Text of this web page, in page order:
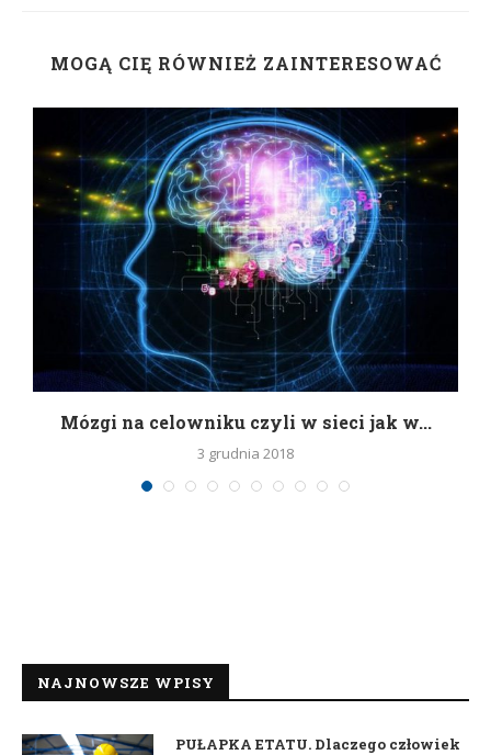
MOGĄ CIĘ RÓWNIEŻ ZAINTERESOWAĆ
Mózgi na celowniku czyli w sieci jak w...
3 grudnia 2018
NAJNOWSZE WPISY
PUŁAPKA ETATU. Dlaczego człowiek